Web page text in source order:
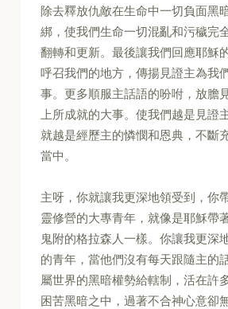
除去釋放仇敵在生命中一切負面黑
綁，使我們生命一切混亂和污穢完
翻轉和更新。最後讓我們回應耶穌
呼召我們的地方，傳揚見證主為我
事。更多順服主話語的吩咐，放膽
上所成就的大事。使我們越是見證
就越是經歷主的憐憫和恩典，不斷
當中。
主呀，你就讓我更深地領受到，你
靈修營的大專青年，就像是耶穌帶
鬼附的格拉森人一樣。你讓我更深
的青年，當他們沒有每天跟隨主的
屬世界的黑暗權勢給轄制，活在許
困苦黑暗之中，過著不合神心意卻